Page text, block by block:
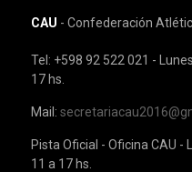
CAU - Confederación
Tel: +598 92 522 021 -
17 hs.
Mail:
Pista Oficial - Oficina CAU -
11 a 17 hs.